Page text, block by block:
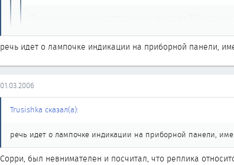
При выключеномдвигателе (ключ вынут из ЗЗ) не
На А32 лампочка горит при открытых дверях всегда.
правило выходим после выключения зажигания, а лампочка
речь идет о лампочке индикации на приборной панели,
01.03.2006
Trusishka сказал(а):
речь идет о лампочке индикации на приборной панели,
Сорри, был невнимателен и посчитал, что реплика